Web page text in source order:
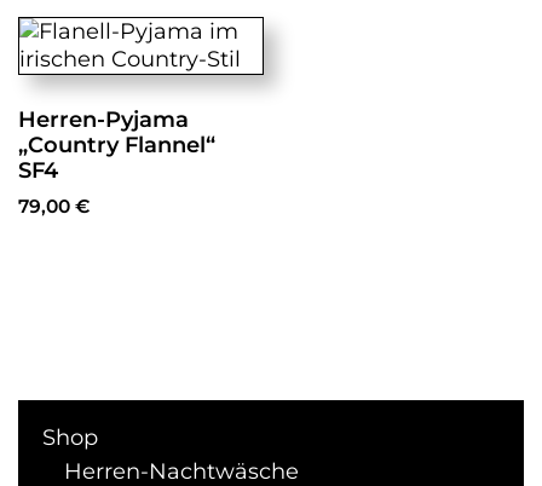
Herren-Pyjama
„Country Flannel“
SF4
79,00 €
Die
Optionen
können
Shop
Herren-Nachtwäsche